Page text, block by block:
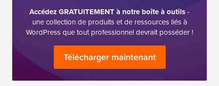
Accédez GRATUITEMENT à notre boîte à outils-
une collection de produits et de ressources liés à
WordPress que tout professionnel devrait posséder !
Télécharger maintenant